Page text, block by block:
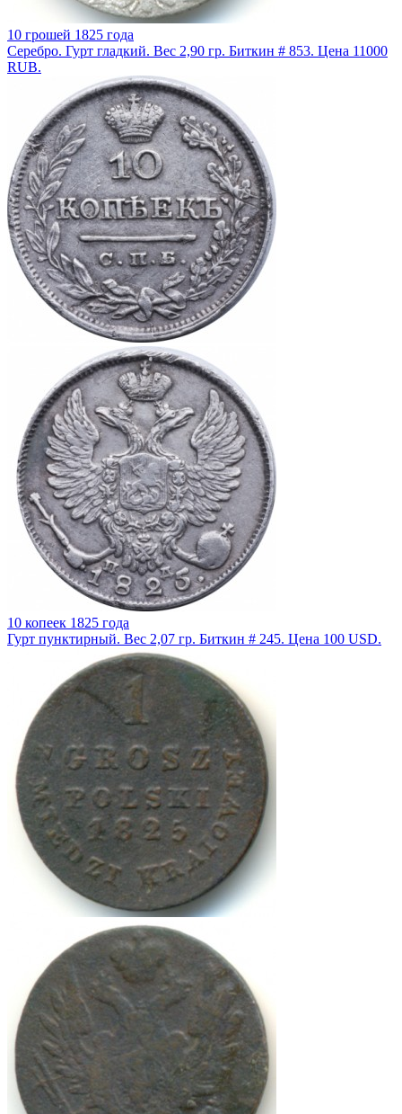
10 грошей 1825 года
Серебро. Гурт гладкий. Вес 2,90 гр. Биткин # 853. Цена 11000
RUB.
10 копеек 1825 года
Гурт пунктирный. Вес 2,07 гр. Биткин # 245. Цена 100 USD.